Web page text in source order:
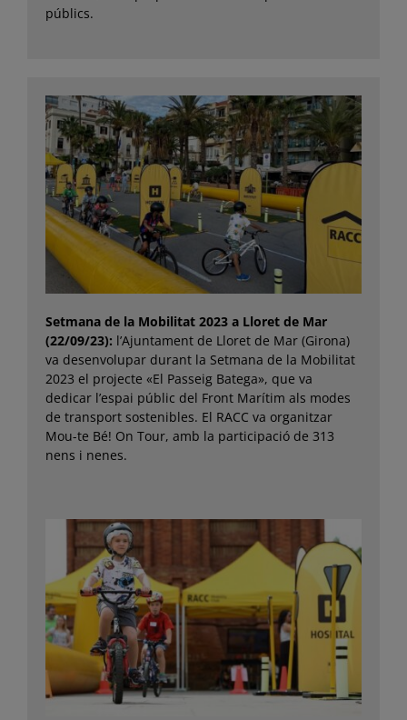
públics.
Setmana de la Mobilitat 2023 a Lloret de Mar
(22/09/23): l’Ajuntament de Lloret de Mar (Girona)
va desenvolupar durant la Setmana de la Mobilitat
2023 el projecte «El Passeig Batega», que va
dedicar l’espai públic del Front Marítim als modes
de transport sostenibles. El RACC va organitzar
Mou-te Bé! On Tour, amb la participació de 313
nens i nenes.